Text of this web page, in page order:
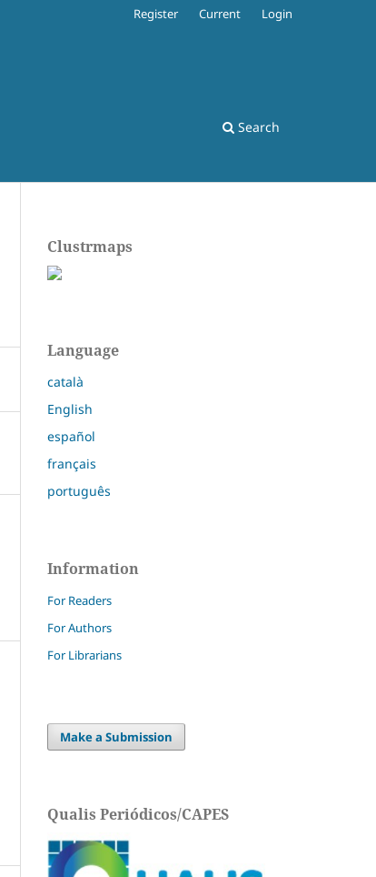
Search
Register Current Login
Clustrmaps
Language
català
English
español
français
português
Information
For Readers
For Authors
For Librarians
Make a Submission
Qualis Periódicos/CAPES